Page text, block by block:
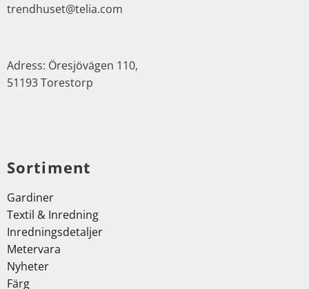
trendhuset@telia.com
Adress: Öresjövägen 110,
51193 Torestorp
Sortiment
Gardiner
Textil & Inredning
Inredningsdetaljer
Metervara
Nyheter
Färg